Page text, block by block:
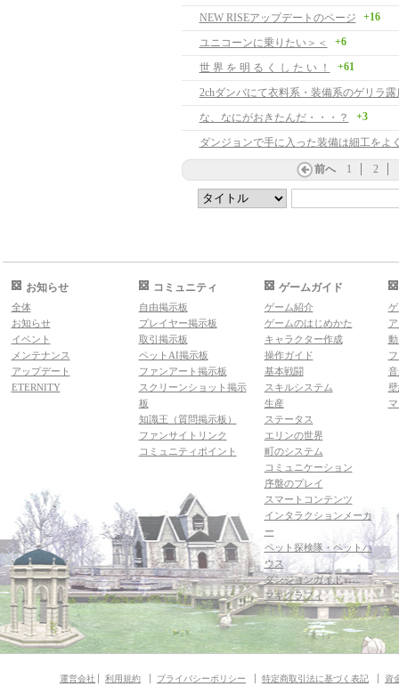
NEW RISEアップデートのページ +16
ユニコーンに乗りたい＞＜ +6
世 界 を 明 る く し た い ！ +61
2chダンバにて衣料系・装備系のゲリラ露
な、なにがおきたんだ・・・？
+3
ダンジョンで手に入った装備は細工をよ
前へ 1 2
お知らせ
全体
お知らせ
イベント
メンテナンス
アップデート
ETERNITY
コミュニティ
自由掲示板
プレイヤー掲示板
取引掲示板
ペットAI掲示板
ファンアート掲示板
スクリーンショット掲示
板
知識王（質問掲示板）
ファンサイトリンク
コミュニティポイント
ゲームガイド
ゲーム紹介
ゲームのはじめかた
キャラクター作成
操作ガイド
基本戦闘
スキルシステム
生産
ステータス
エリンの世界
町のシステム
コミュニケーション
序盤のプレイ
スマートコンテンツ
インタラクションメーカ
ー
ペット探検隊・ペットハ
ウス
ダンジョンガイド
マギグラフィ
運営会社 利用規約 プライバシーポリシー 特定商取引法に基づく表記 資